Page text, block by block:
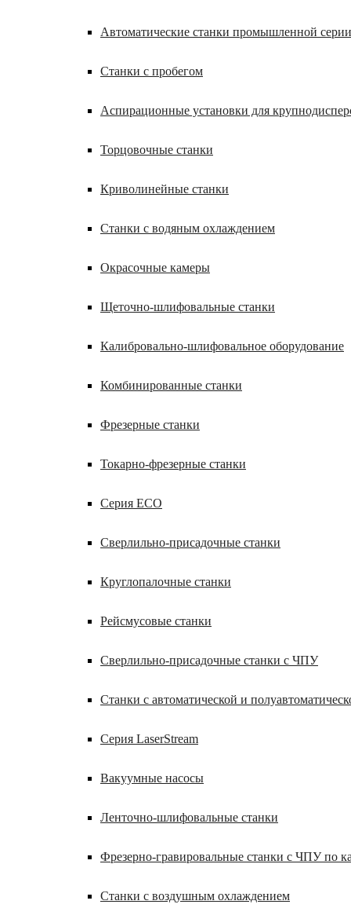
Автоматические станки промышленной серии
Станки с пробегом
Аспирационные установки для
Торцовочные станки
Криволинейные станки
Станки с водяным охлаждением
Окрасочные камеры
Щеточно-шлифовальные станки
Калибровально-шлифовальное оборудование
Комбинированные станки
Фрезерные станки
Токарно-фрезерные станки
Серия ECO
Сверлильно-присадочные станки
Круглопалочные станки
Рейсмусовые станки
Сверлильно-присадочные станки с ЧПУ
Станки с автоматической и
Серия LaserStream
Вакуумные насосы
Ленточно-шлифовальные станки
Фрезерно-гравировальные станки с ЧПУ по
Станки с воздушным охлаждением